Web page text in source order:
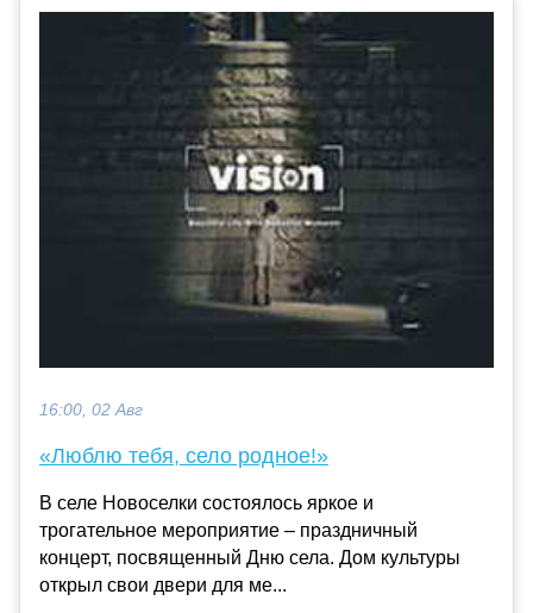
16:00, 02 Авг
«Люблю тебя, село родное!»
В селе Новоселки состоялось яркое и
трогательное мероприятие – праздничный
концерт, посвященный Дню села. Дом культуры
открыл свои двери для ме...